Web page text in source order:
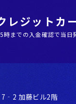
レジット
時までの入金確認で当日
加藤ビル2階